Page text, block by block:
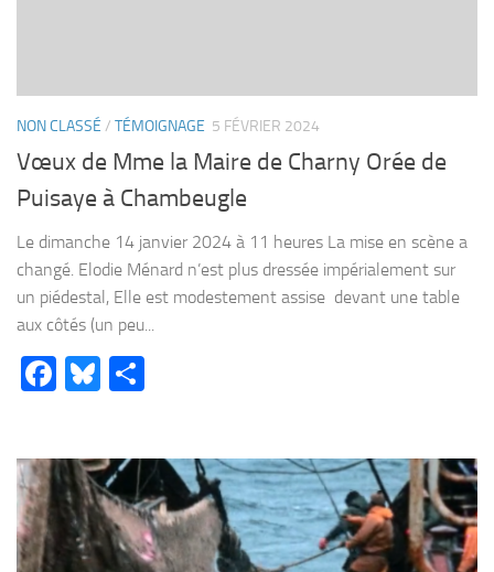
NON CLASSÉ / TÉMOIGNAGE 5 FÉVRIER 2024
Vœux de Mme la Maire de Charny Orée de
Puisaye à Chambeugle
Le dimanche 14 janvier 2024 à 11 heures La mise en scène a
changé. Elodie Ménard n’est plus dressée impérialement sur
un piédestal, Elle est modestement assise devant une table
aux côtés (un peu...
Facebook
Bluesky